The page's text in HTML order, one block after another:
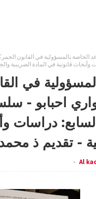
الخاصة بالمسؤولية في القانون
وأبحاث قانونية في المادة الضريبية
في
احبابو -
دراسات
- تقديم ذ